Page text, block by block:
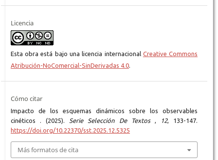
Licencia
Esta obra está bajo una licencia internacional Creative Commons
Atribución-NoComercial-SinDerivadas 4.0.
Cómo citar
Impacto de los esquemas dinámicos sobre los observables
cinéticos . (2025).
Serie Selección De Textos 12, 133-147.
https://doi.org/10.22370/sst.2025.12.5325
Más formatos de cita